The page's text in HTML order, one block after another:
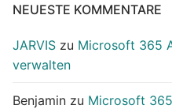
NEUESTE KOMMENTARE
JARVIS zu Microsoft 365
verwalten
Benjamin zu Microsoft